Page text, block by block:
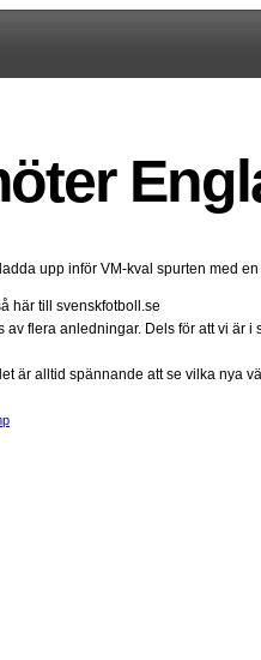
upp inför VM-kval spurten med
här till svenskfotboll.se
av flera anledningar. Dels för att vi
är alltid spännande att se vilka nya